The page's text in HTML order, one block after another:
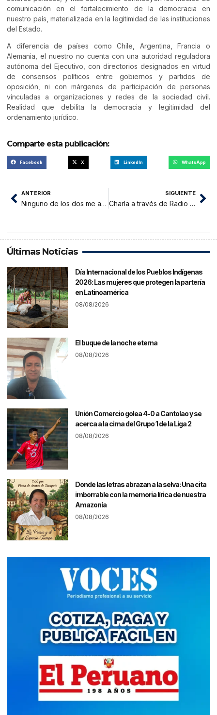
comunicación en el fortalecimiento de la democracia en
nuestro país, materializada en la legitimidad de las instituciones
del Estado.
A diferencia de países como Chile, Argentina, Francia o
Alemania, el nuestro no cuenta con una autoridad reguladora
autónoma del Ejecutivo, con directorios designados en virtud
de consensos políticos entre gobiernos y partidos de
oposición, ni con márgenes de participación de personas
vinculadas a organizaciones y redes de la sociedad civil.
Realidad que debilita la democracia y legitimidad del
ordenamiento jurídico.
Comparte esta publicación:
Facebook X LinkedIn WhatsApp
ANTERIOR
Ninguno de los dos me apetece
SIGUIENTE
Charla a través de Radio Tropical Tarapoto: “La eficacia de las medidas de protección en los casos de violencia de género”
Últimas Noticias
Día Internacional de los Pueblos Indígenas
2026: Las mujeres que protegen la partería
en Latinoamérica
08/08/2026
El buque de la noche eterna
08/08/2026
Unión Comercio golea 4-0 a Cantolao y se
acerca a la cima del Grupo 1 de la Liga 2
08/08/2026
Donde las letras abrazan a la selva: Una cita
imborrable con la memoria lírica de nuestra
Amazonía
08/08/2026